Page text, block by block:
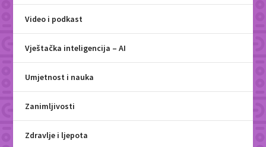
Video i podkast
Vještačka inteligencija – AI
Umjetnost i nauka
Zanimljivosti
Zdravlje i ljepota